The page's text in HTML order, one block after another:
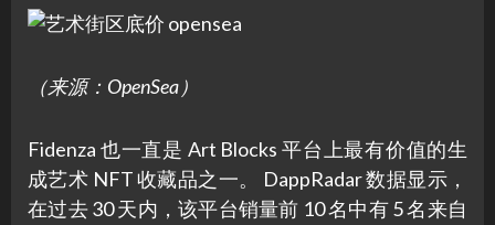
（来源：OpenSea）
Fidenza 也一直是 Art Blocks 平台上最有价值的生
成艺术 NFT 收藏品之一。 DappRadar 数据显示，
在过去 30 天内，该平台销量前 10 名中有 5 名来自